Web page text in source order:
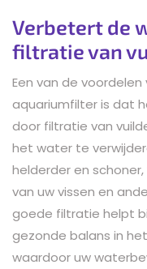
Verbetert de
filtratie van
Een van de
aquariumfilter is dat
door filtratie van
het water te
helderder en
van uw vissen en
goede filtratie helpt
gezonde balans in
waardoor uw